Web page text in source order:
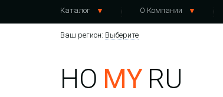
Каталог О Компании
Ваш регион: Выберите
HO MY RU